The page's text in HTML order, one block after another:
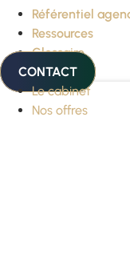
Référentiel
Ressources
Glossaire
CONTACT
Le cabinet
Nos offres